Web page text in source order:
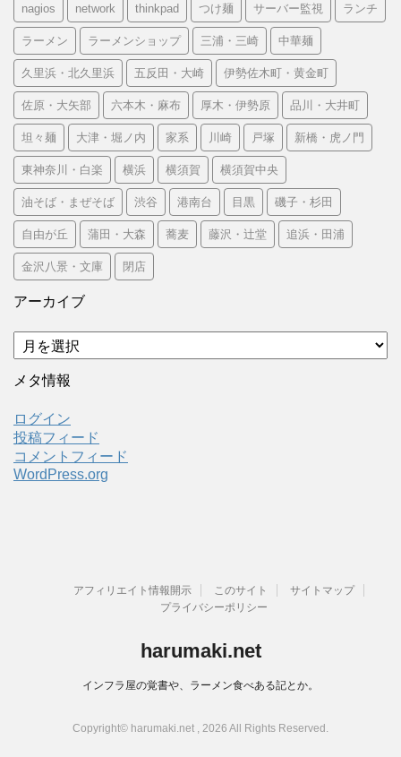
nagios network thinkpad つけ麺 サーバー監視 ランチ
ラーメン ラーメンショップ 三浦・三崎 中華麺
久里浜・北久里浜 五反田・大崎 伊勢佐木町・黄金町
佐原・大矢部 六本木・麻布 厚木・伊勢原 品川・大井町
坦々麺 大津・堀ノ内 家系 川崎 戸塚 新橋・虎ノ門
東神奈川・白楽 横浜 横須賀 横須賀中央
油そば・まぜそば 渋谷 港南台 目黒 磯子・杉田
自由が丘 蒲田・大森 蕎麦 藤沢・辻堂 追浜・田浦
金沢八景・文庫 閉店
アーカイブ
ア
ー
カ
ブ
メタ情報
ログイン
投稿フィード
コメントフィード
WordPress.org
アフィリエイト情報開示 このサイト
サイトマップ
プライバシーポリシー
harumaki.net
インフラ屋の覚書や、ラーメン食べある記とか。
Copyright© harumaki.net , 2026 All Rights Reserved.